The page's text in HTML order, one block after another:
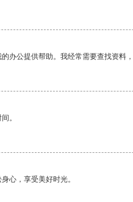
办公提供帮助。我经常需要查找资料
。
心，享受美好时光。